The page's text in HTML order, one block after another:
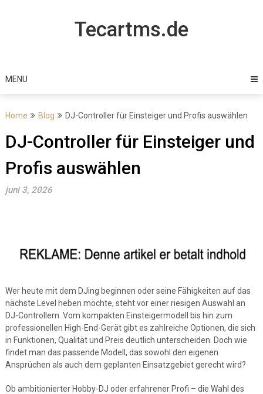
Tecartms.de
MENU
Home Blog DJ-Controller für Einsteiger und Profis auswählen
DJ-Controller für Einsteiger und
Profis auswählen
juni 3, 2026
Wer heute mit dem DJing beginnen oder seine Fähigkeiten auf das
nächste Level heben möchte, steht vor einer riesigen Auswahl an
DJ-Controllern. Vom kompakten Einsteigermodell bis hin zum
professionellen High-End-Gerät gibt es zahlreiche Optionen, die sich
in Funktionen, Qualität und Preis deutlich unterscheiden. Doch wie
findet man das passende Modell, das sowohl den eigenen
Ansprüchen als auch dem geplanten Einsatzgebiet gerecht wird?
Ob ambitionierter Hobby-DJ oder erfahrener Profi – die Wahl des